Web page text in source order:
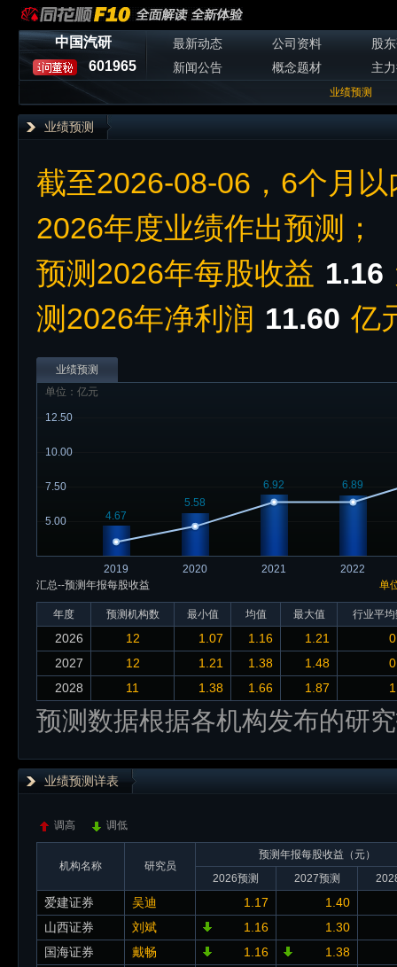
中国汽研
601965
最新动态 公司资料
股
新闻公告
概念题材 主
业绩预测
业绩预测
截至2026-08-06，6个月
2026年度业绩作出预测；
预测2026年每股收益 1.16
测2026年净利润 11.60 亿
业绩预测
2019 2020 2021 2022
5.00
7.50
10.00
12.50
单位：亿元
4.67
5.58
6.92 6.89
单
汇总--预测年报每股收益
年度 预测机构数 最小值 均值 最大值 行业平
2026 12 1.07 1.16 1.21
2027
12 1.21 1.38 1.48
2028
11 1.38 1.66 1.87
预测数据根据各机构发布的研
业绩预测详表
调高 调低
机构名称 研究员
预测年报每股收益（元）
2026预测
2027预测
爱建证券 吴迪 1.17
1.40
山西证券
刘斌 1.16
1.30
国海证券
戴畅 1.16
1.38